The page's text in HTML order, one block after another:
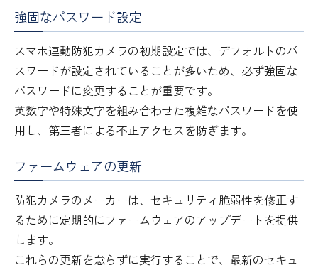
強固なパスワード設定
スマホ連動防犯カメラの初期設定では、デフォルトのパ
スワードが設定されていることが多いため、必ず強固な
パスワードに変更することが重要です。
英数字や特殊文字を組み合わせた複雑なパスワードを使
用し、第三者による不正アクセスを防ぎます。
ファームウェアの更新
防犯カメラのメーカーは、セキュリティ脆弱性を修正す
るために定期的にファームウェアのアップデートを提供
します。
これらの更新を怠らずに実行することで、最新のセキュ